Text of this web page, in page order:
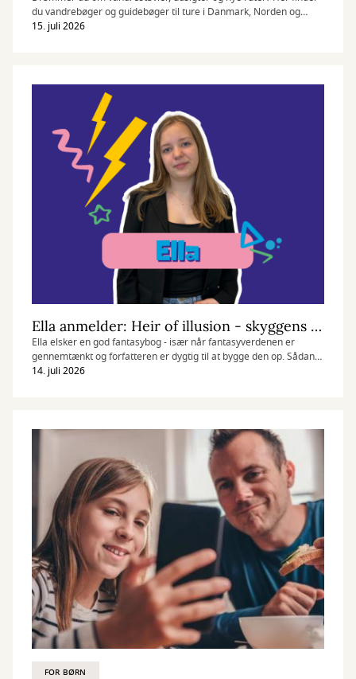
du vandrebøger og guidebøger til ture i Danmark, Norden og
resten af verden.
15. juli 2026
Ella anmelder: Heir of illusion - skyggens hævn
Ella elsker en god fantasybog - især når fantasyverdenen er
gennemtænkt og forfatteren er dygtig til at bygge den op. Sådan
en bog er "Heir of illusion - skyggens hævn", som er første bind i
14. juli 2026
FOR BØRN